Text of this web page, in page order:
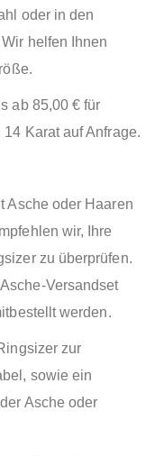
oder in den
helfen Ihnen
ab 85,00 € für
Karat auf Anfrage.
Asche oder Haaren
wir, Ihre
zu überprüfen.
Versandset
werden.
zur
sowie ein
Asche oder